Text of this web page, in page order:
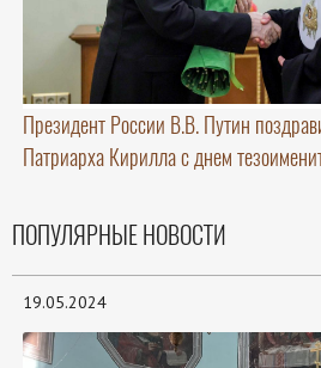
Президент России В.В. Путин
Патриарха Кирилла с днем
ПОПУЛЯРНЫЕ НОВОСТИ
19.05.2024